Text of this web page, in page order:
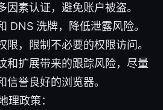
因素认证，避免账户被盗。
DNS 洗牌，降低泄露风险。
限，限制不必要的权限访问。
和扩展带来的跟踪风险，尽量
信誉良好的浏览器。
理政策：